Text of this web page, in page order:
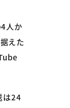
4人か
えた
は24